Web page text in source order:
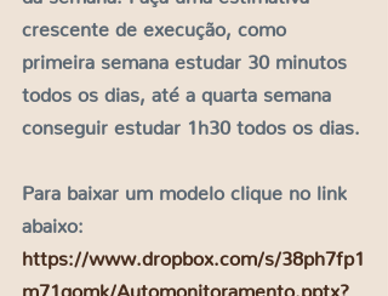
crescente de execução, como
primeira semana estudar 30 minutos
todos os dias, até a quarta semana
conseguir estudar 1h30 todos os dias.
Para baixar um modelo clique no link
abaixo:
https://www.dropbox.com/s/38ph7fp1
m71qomk/Automonitoramento.pptx?